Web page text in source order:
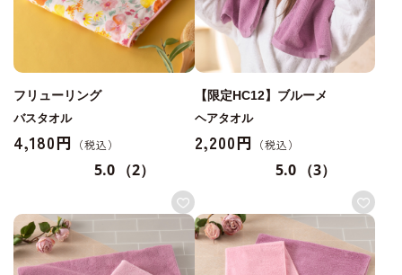
フリューリング
バスタオル
4,180円
5.0 （2）
【限定HC12】ブルーメ
ヘアタオル
2,200円
5.0 （3）